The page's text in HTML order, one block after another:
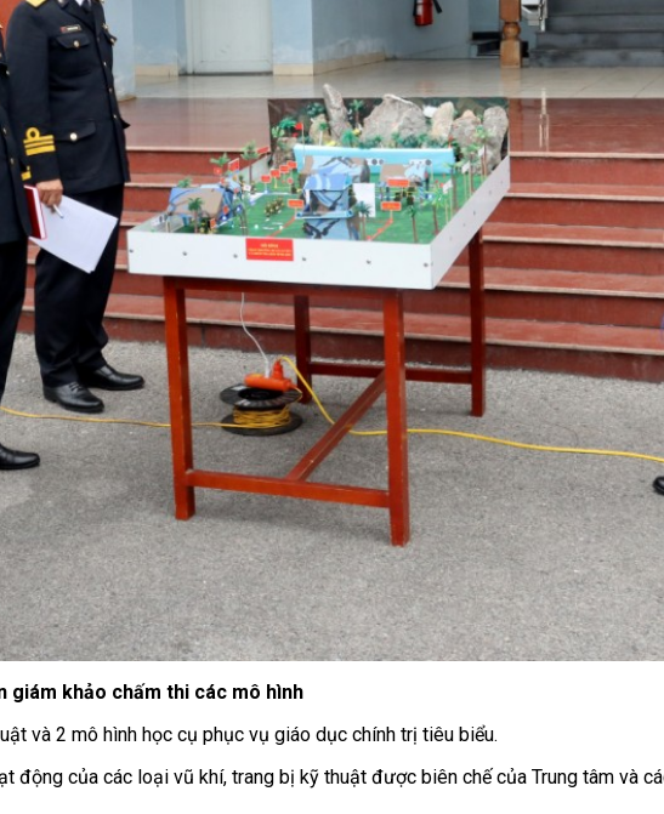
giám khảo chấm thi các mô hình
và 2 mô hình học cụ phục vụ giáo dục chính trị tiêu biểu.
động của các loại vũ khí, trang bị kỹ thuật được biên chế của Trung tâm và